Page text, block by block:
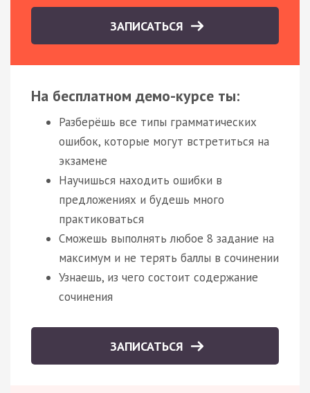
ЗАПИСАТЬСЯ
На бесплатном демо-курсе ты:
Разберёшь все типы грамматических
ошибок, которые могут встретиться на
экзамене
Научишься находить ошибки в
предложениях и будешь много
практиковаться
Сможешь выполнять любое 8 задание на
максимум и не терять баллы в сочинении
Узнаешь, из чего состоит содержание
сочинения
ЗАПИСАТЬСЯ